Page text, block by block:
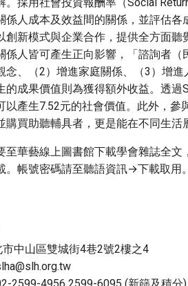
係人成本及效益間的關係，並評估
創新模式與企業合作，提供全方面
係人皆可產生正向影響，「諮詢者
念、（2）增進家庭關係、（3）增
的成果價值則為獲得額外收益。透
以產生7.52元的社會價值。此外，參
購買助聽輔具者，更是能在不同生活
至華藝線上圖書館下載學會雜誌全
。帳號密碼請至聽語資訊→下載取用
市中山區雙城街4巷2號2樓之4